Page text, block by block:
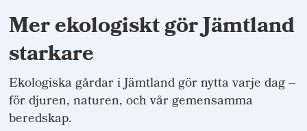
Mer ekologiskt gör Jämtland
starkare
Ekologiska gårdar i Jämtland gör nytta varje dag –
för djuren, naturen, och vår gemensamma
beredskap.